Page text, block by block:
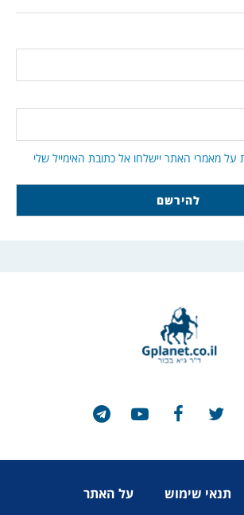
על מאמרי האתר יישלחו אל כתובת האימייל שלי
תנאי שימוש על האתר